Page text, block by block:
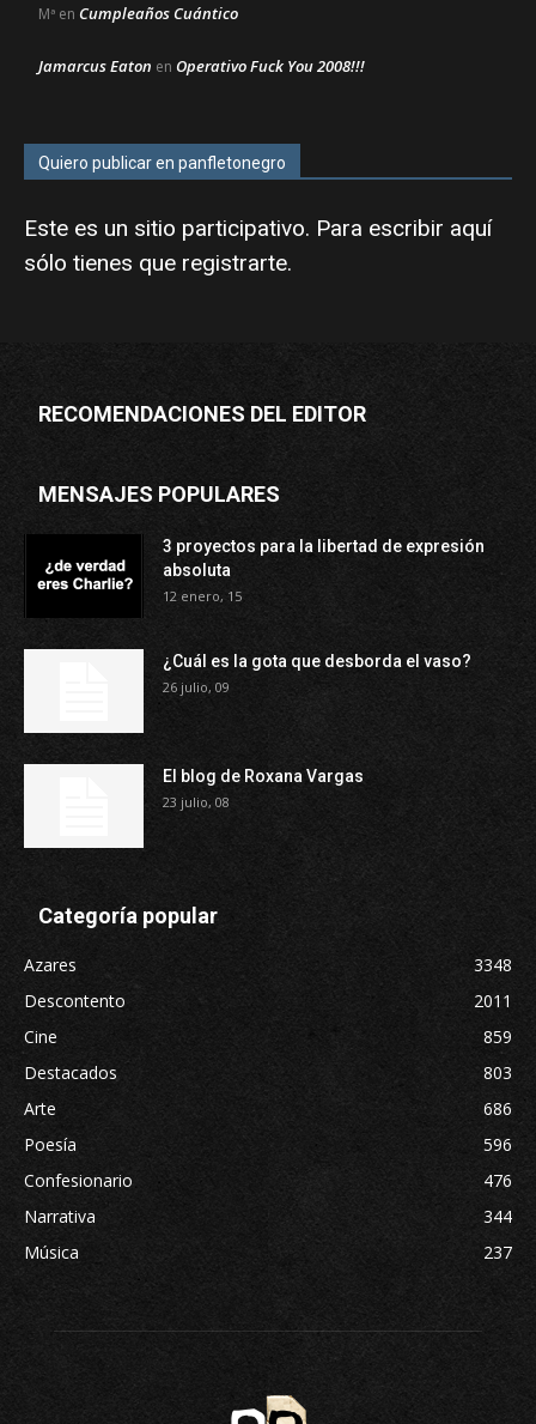
Mª en Cumpleaños Cuántico
Jamarcus Eaton en Operativo Fuck You 2008!!!
Quiero publicar en panfletonegro
Este es un sitio participativo. Para escribir aquí
sólo tienes que registrarte.
RECOMENDACIONES DEL EDITOR
MENSAJES POPULARES
3 proyectos para la libertad de expresión
absoluta
12 enero, 15
¿Cuál es la gota que desborda el vaso?
26 julio, 09
El blog de Roxana Vargas
23 julio, 08
Categoría popular
Azares
3348
Descontento
2011
Cine
859
Destacados
803
Arte
686
Poesía
596
Confesionario
476
Narrativa
344
Música
237